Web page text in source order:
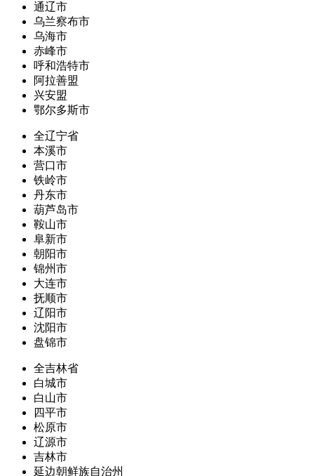
通辽市
乌兰察布市
乌海市
赤峰市
呼和浩特市
阿拉善盟
兴安盟
鄂尔多斯市
全辽宁省
本溪市
营口市
铁岭市
丹东市
葫芦岛市
鞍山市
阜新市
朝阳市
锦州市
大连市
抚顺市
辽阳市
沈阳市
盘锦市
全吉林省
白城市
白山市
四平市
松原市
辽源市
吉林市
延边朝鲜族自治州